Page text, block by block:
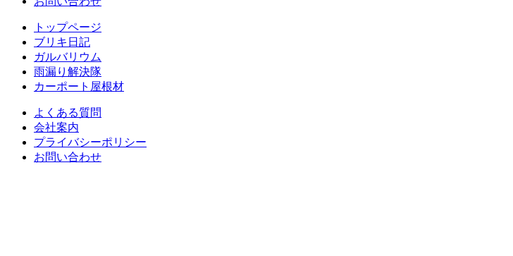
トップページ
ブリキ日記
ガルバリウム
雨漏り解決隊
カーポート屋根材
よくある質問
会社案内
プライバシーポリシー
お問い合わせ